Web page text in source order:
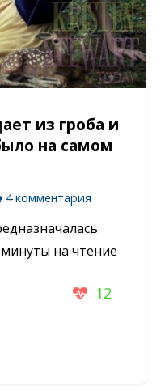
из гроба и
на самом
4 комментария
на чтение
12